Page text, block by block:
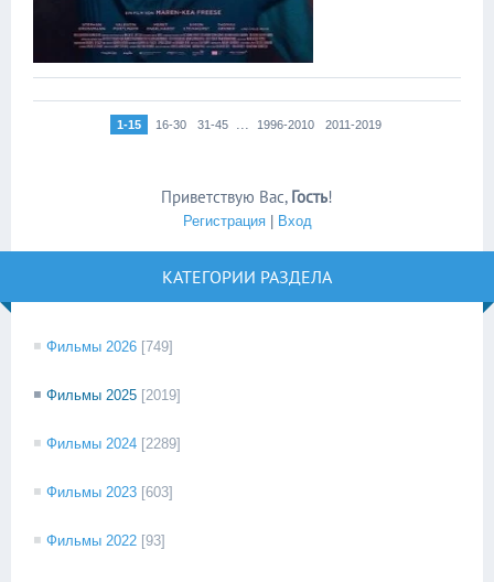
1-15 16-30 31-45 ... 1996-2010 2011-2019
Приветствую Вас, Гость!
Регистрация| Вход
КАТЕГОРИИ РАЗДЕЛА
Фильмы 2026 [749]
Фильмы 2025 [2019]
Фильмы 2024 [2289]
Фильмы 2023 [603]
Фильмы 2022 [93]